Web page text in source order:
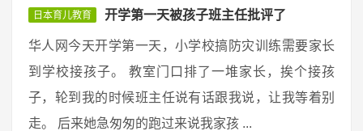
日本育儿教育 开学第一天被孩子班主任批评了
华人网今天开学第一天，小学校搞防灾训练需要家长
到学校接孩子。 教室门口排了一堆家长，挨个接孩
子，轮到我的时候班主任说有话跟我说，让我等着别
走。 后来她急匆匆的跑过来说我家孩 ...